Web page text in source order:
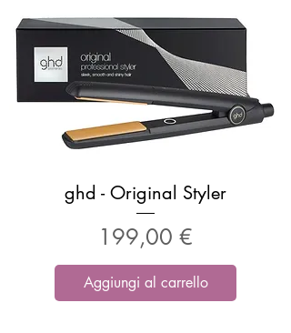
ghd - Original Styler
Prezzo
199,00 €
Aggiungi al carrello